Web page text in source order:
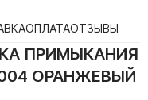
ОПЛАТАОТЗЫВЫ
ПРИМЫКАНИЯ
ОРАНЖЕВЫЙ